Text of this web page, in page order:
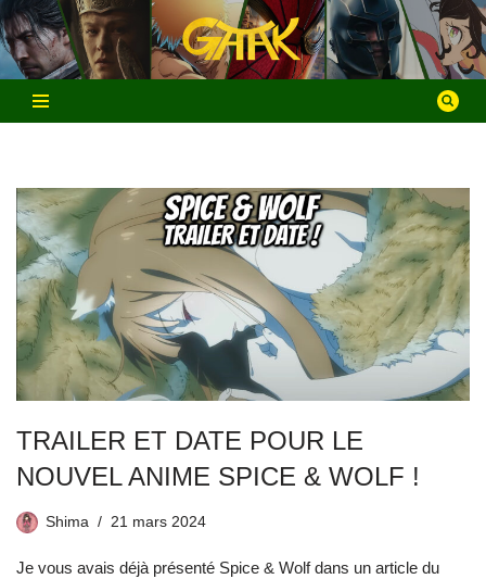
Aller
au
contenu
TRAILER ET DATE POUR LE
NOUVEL ANIME SPICE & WOLF !
Shima 21 mars 2024
Je vous avais déjà présenté Spice & Wolf dans un article du